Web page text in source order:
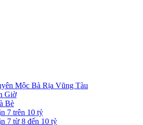
Mộc Bà Rịa Vũng Tàu
Giờ
Bè
7 trên 10 tỷ
7 từ 8 đến 10 tỷ